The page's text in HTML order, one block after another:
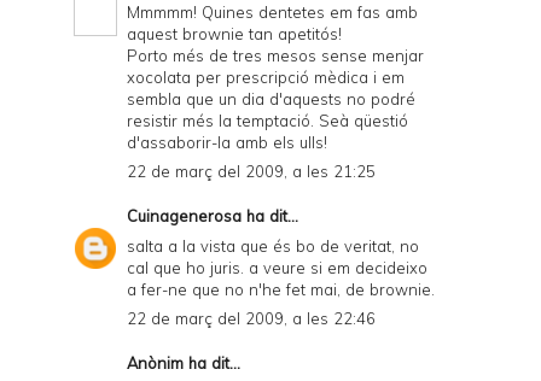
Mmmmm! Quines dentetes em fas amb
aquest brownie tan apetitós!
Porto més de tres mesos sense menjar
xocolata per prescripció mèdica i em
sembla que un dia d'aquests no podré
resistir més la temptació. Seà qüestió
d'assaborir-la amb els ulls!
22 de març del 2009, a les 21:25
Cuinagenerosa ha dit...
salta a la vista que és bo de veritat, no
cal que ho juris. a veure si em decideixo
a fer-ne que no n'he fet mai, de brownie.
22 de març del 2009, a les 22:46
Anònim ha dit...